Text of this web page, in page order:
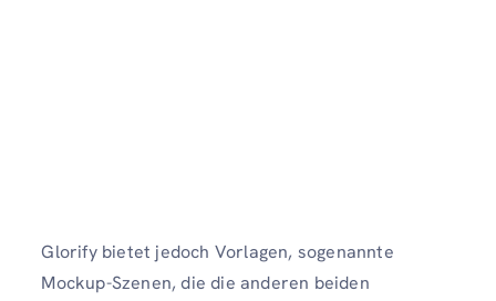
Glorify bietet jedoch Vorlagen, sogenannte
Mockup-Szenen, die die anderen beiden